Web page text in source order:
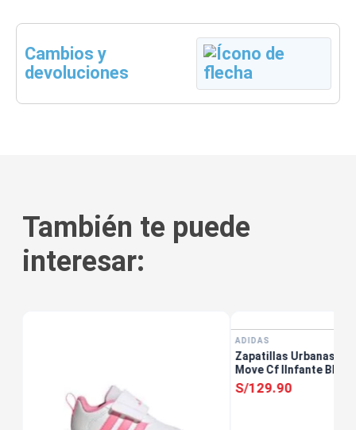
Cambios y
devoluciones
También te puede
interesar:
ADIDAS
Zapatillas Urbanas
Move Cf IInfante
S/129.90